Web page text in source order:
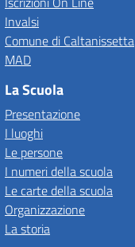
Invalsi
Comune di Caltanissetta
MAD
La Scuola
Presentazione
I luoghi
Le persone
I numeri della scuola
Le carte della scuola
Organizzazione
La storia